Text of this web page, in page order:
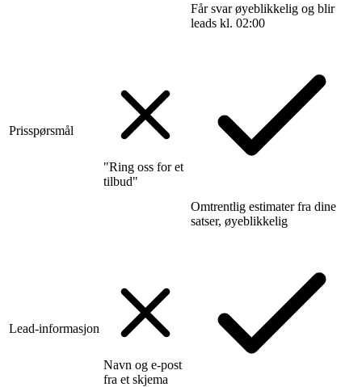
Får svar øyeblikkelig og blir
leads kl. 02:00
Prisspørsmål
"Ring oss for et
tilbud"
Omtrentlig estimater fra dine
satser, øyeblikkelig
Lead-informasjon
Navn og e-post
fra et skjema